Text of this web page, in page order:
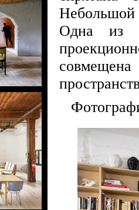
Небольшой
Одна из